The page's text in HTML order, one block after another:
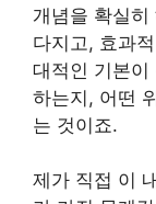
개념을 확실
다지고, 효과
대적인 기본이
하는지, 어떤
는 것이죠.
제가 직접 이